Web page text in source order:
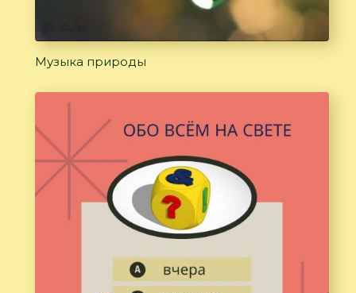
Музыка природы